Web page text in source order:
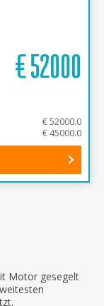
€52000
€ 52000.0
€ 45000.0
Motor gesegelt